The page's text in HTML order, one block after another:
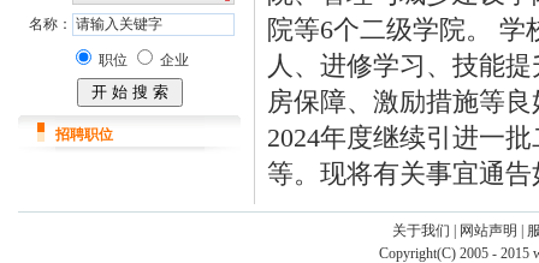
名称：
职位 企业
招聘职位
院等6个二级学院。
人、进修学习、技能
房保障、激励措施等
2024年度继续引进一
等。现将有关事宜通告
关于我们 网站声明
Copyright(C) 2005 - 2015